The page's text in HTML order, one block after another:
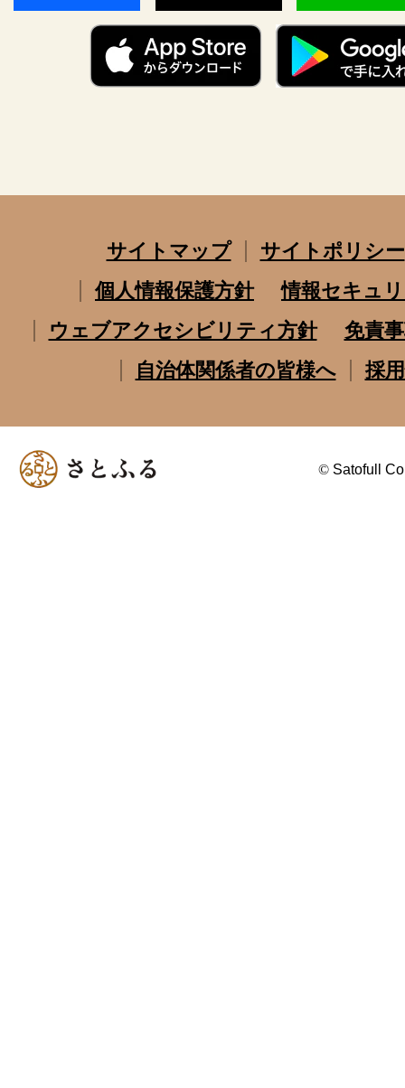
サイトマップ
サイトポリシー
個人情報保護方針
情報セキュ
ウェブアクセシビリティ方針
免責
自治体関係者の皆様へ
採
© Satofull